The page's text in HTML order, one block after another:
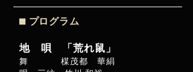
⬛︎ プログラム
地 唄 「荒れ鼠」
舞 楳茂都 華絹